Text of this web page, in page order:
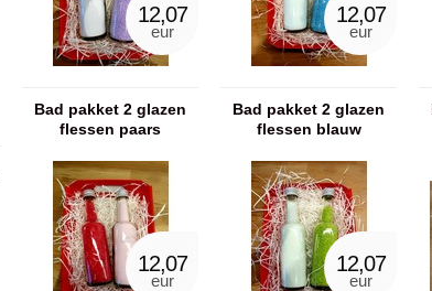
12,07
eur
Bad pakket 2 glazen
flessen paars
12,07
eur
Bad pakket 2 glazen
flessen blauw
12,07
eur
12,07
eur